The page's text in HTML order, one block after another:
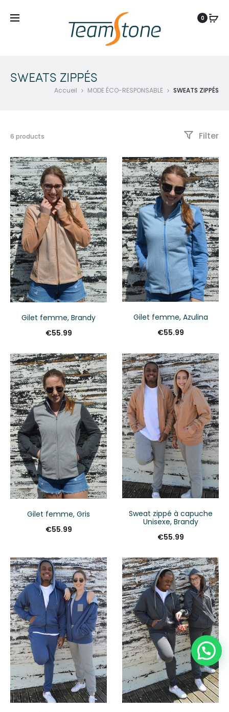
0
SWEATS ZIPPÉS
Accueil MODE ÉCO-RESPONSABLE SWEATS ZIPPÉS
6 products Filter
Gilet femme, Brandy
€55.99
Gilet femme, Azulina
€55.99
Gilet femme, Gris
€55.99
Sweat zippé à capuche
Unisexe, Brandy
€55.99